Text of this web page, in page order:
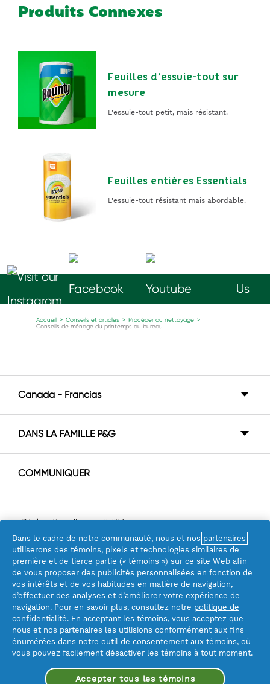
Produits Connexes
Feuilles d’essuie-tout sur
mesure
L'essuie-tout petit, mais résistant.
Feuilles entières Essentials
L'essuie-tout résistant mais abordable.
Us
Accueil > Conseils et articles > Procéder au nettoyage >
Conseils de ménage du printemps du bureau
Canada - Francias
United States - English
DANS LA FAMILLE P&G
COMMUNIQUER
Déclaration d’accessibilité
Conditions d’utilisation
Notification de confidentialite
Plan du site
Mes données
Me désinscrire de la publicité ciblée
© 2026Procter & Gamble
Dans le cadre de notre communauté, nous et nos partenaires
utiliserons des témoins, pixels et technologies similaires de
première et de tierce partie (« témoins ») sur ce site Web afin
de vous proposer des publicités personnalisées en fonction de
vos intérêts et de vos habitudes en matière de navigation,
d’effectuer des analyses et d’améliorer votre expérience de
navigation. Pour en savoir plus, consultez notre politique de
confidentialité. En acceptant les témoins, vous acceptez que
nous et nos partenaires les utilisions conformément aux fins
énumérées dans notre outil de consentement aux témoins, où
vous pouvez facilement désactiver les témoins à tout moment.
Accepter tous les témoins